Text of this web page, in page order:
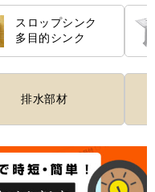
スロップシンク
多目的シンク
排水部材